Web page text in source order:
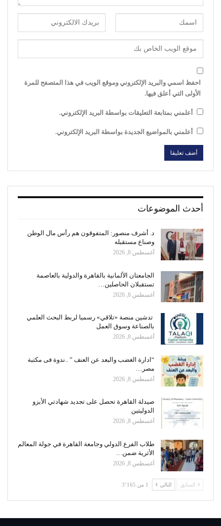
احفظ اسمي والبريد الإلكتروني وموقع الويب في هذا المتصفح للمرة
الأولى التي أعلق فيها.
أعلمني بمتابعة التعليقات بواسطة البريد الإلكتروني.
أعلمني بالمواضيع الجديدة بواسطة البريد الإلكتروني.
أحدث الموضوعات
د. أشرف منصور: المتفوقون هم رأس مال الوطن
وصناع مستقبله
أغسطس 8, 2026
الجامعتان الألمانية بالقاهرة والدولية بالعاصمة
تستقبلان الحاصلين…
أغسطس 8, 2026
تدشين منصة «تلاقي» رسميا لربط البحث العلمي
بالصناعة وسوق العمل
أغسطس 8, 2026
“ادارة الغضب والبعد عن العنف ” ..ندوة فى مكتبة
مصر…
أغسطس 8, 2026
صيدلة القاهرة تحصل على تجديد شهادتي الأيزو
الدوليتين
أغسطس 8, 2026
طلاب الفرع الدولي وجامعة القاهرة في جولة المعالم
الأثرية ضمن…
أغسطس 8, 2026
السابق التالي 1 من 3٬165